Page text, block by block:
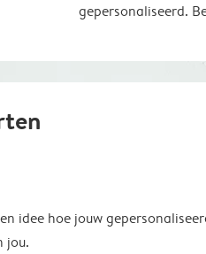
gepersonaliseerd.
idee hoe jouw
jou.